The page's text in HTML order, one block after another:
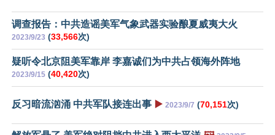
调查报告：中共造谣美军气象武器实验酿夏威夷大火
2023/9/23 (33,566次)
疑听令北京阻美军靠岸 李嘉诚们为中共占领海外阵地
2023/9/15 (40,420次)
反习暗流汹涌 中共军队接连出事 ▶️ 2023/9/7 (70,151次)